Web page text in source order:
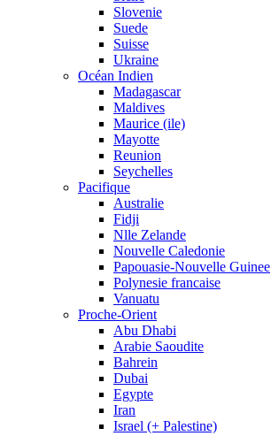
Slovenie
Suede
Suisse
Ukraine
Océan Indien
Madagascar
Maldives
Maurice (ile)
Mayotte
Reunion
Seychelles
Pacifique
Australie
Fidji
Nlle Zelande
Nouvelle Caledonie
Papouasie-Nouvelle Guinee
Polynesie francaise
Vanuatu
Proche-Orient
Abu Dhabi
Arabie Saoudite
Bahrein
Dubai
Egypte
Iran
Israel (+ Palestine)